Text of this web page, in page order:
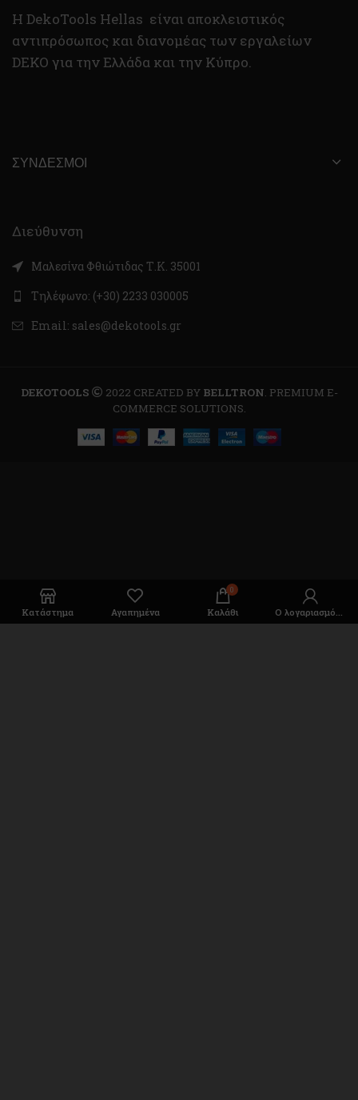
H DekoTools Hellas είναι αποκλειστικός
αντιπρόσωπος και διανομέας των εργαλείων
DEKO για την Ελλάδα και την Κύπρο.
ΣΎΝΔΕΣΜΟΙ
Διεύθυνση
Μαλεσίνα Φθιώτιδας Τ.Κ. 35001
Τηλέφωνο: (+30) 2233 030005
Email: sales@dekotools.gr
DEKOTOOLS 2022 CREATED BY BELLTRON. PREMIUM E-
COMMERCE SOLUTIONS.
Κατάστημα Αγαπημένα
0
Καλάθι Ο λογαριασμός μου